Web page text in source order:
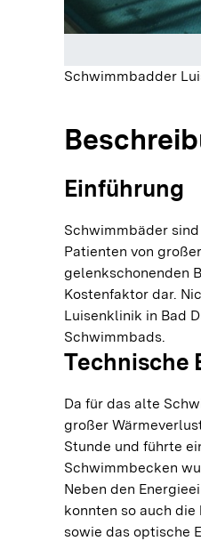
Schwimmbadder
Einführung
Schwimmbäder
Patienten von
gelenkschonenden
Kostenfaktor dar.
Luisenklinik in Bad
Schwimmbads.
Technische
Da für das alte
großer
Stunde und führte
Schwimmbecken
Neben den
konnten so auch
sowie das optische